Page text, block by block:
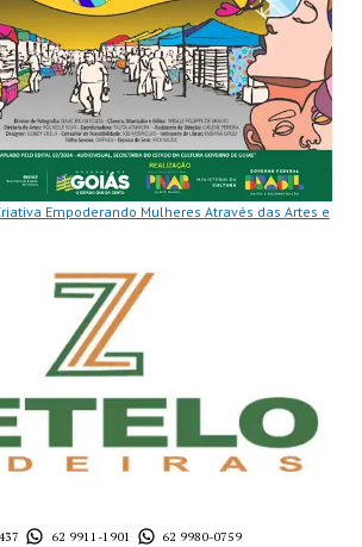
Empoderando Mulheres Através das Artes e
62 9911-1901 62 9980-0759